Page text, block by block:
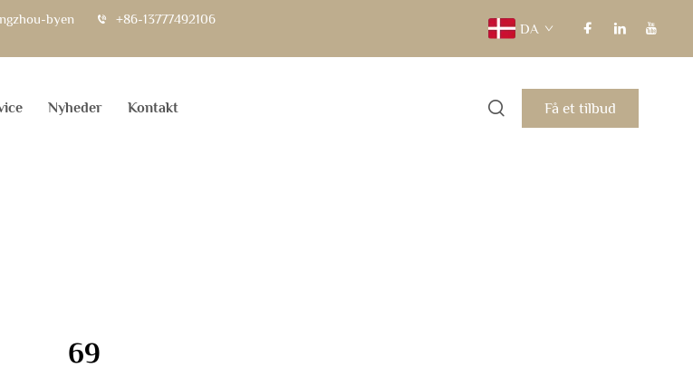
byen
+86-13777492106
DA
Nyheder Kontakt Få et tilbud
69